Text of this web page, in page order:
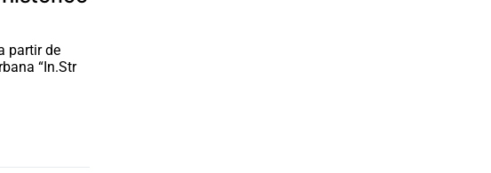
partir de
“In.Str